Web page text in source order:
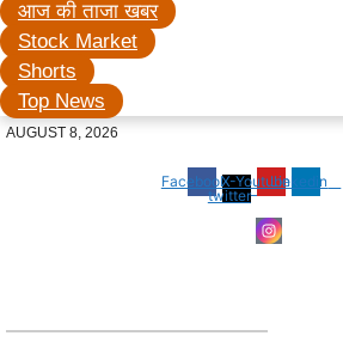
आज की ताजा खबर
Stock Market
Shorts
Top News
AUGUST 8, 2026
FacebookX-
twitter
YoutubeLinkedin